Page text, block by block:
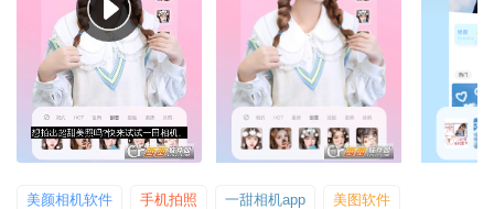
美颜相机软件 手机拍照 一甜相机app 美图软件